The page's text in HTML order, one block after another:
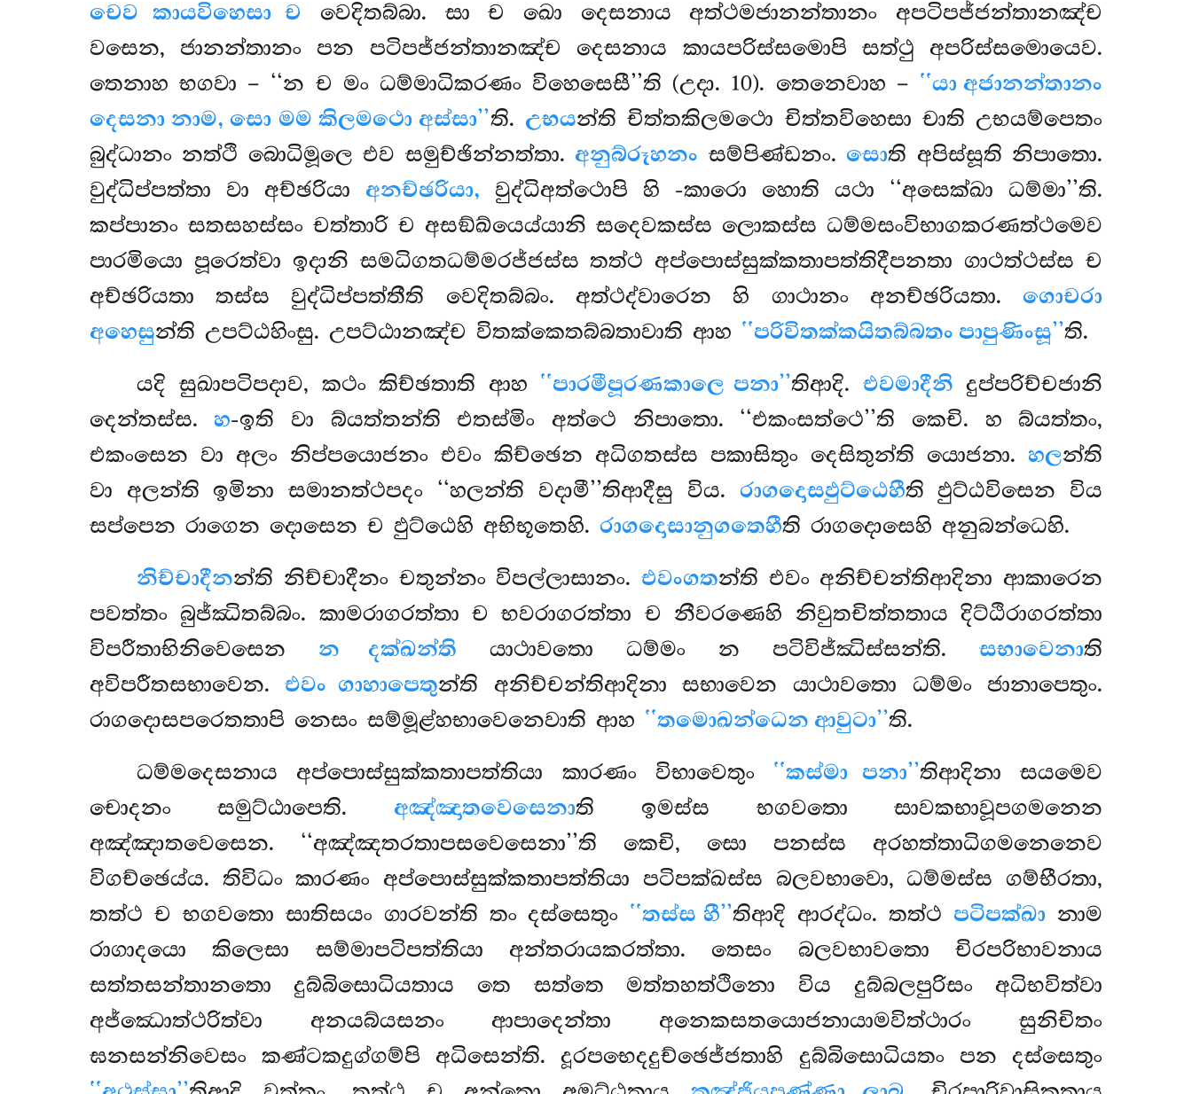
චෙව කායවිහෙසා ච වෙදිතබ්බා. සා ච ඛො දෙසනාය අත්ථමජානන්තානං අපටිපජ්ජන්තානඤ්ච
වසෙන, ජානන්තානං පන පටිපජ්ජන්තානඤ්ච දෙසනාය කායපරිස්සමොපි සත්ථු අපරිස්සමොයෙව.
තෙනාහ භගවා – ‘‘න ච මං ධම්මාධිකරණං විහෙසෙසී’’ති (උදා. 10). තෙනෙවාහ – ‘‘යා අජානන්තානං
දෙසනා නාම, සො මම කිලමථො අස්සා’’ති. උභයන්ති චිත්තකිලමථො චිත්තවිහෙසා චාති උභයම්පෙතං
බුද්ධානං නත්ථි බොධිමූලෙ එව සමුච්ඡින්නත්තා. අනුබ්රූහනං සම්පිණ්ඩනං. සොති අපිස්සූති නිපාතො.
වුද්ධිප්පත්තා වා අච්ඡරියා අනච්ඡරියා, වුද්ධිඅත්ථොපි හි -කාරො හොති යථා ‘‘අසෙක්ඛා ධම්මා’’ති.
කප්පානං සතසහස්සං චත්තාරි ච අසඞ්ඛ්යෙය්යානි සදෙවකස්ස ලොකස්ස ධම්මසංවිභාගකරණත්ථමෙව
පාරමියො පූරෙත්වා ඉදානි සමධිගතධම්මරජ්ජස්ස තත්ථ අප්පොස්සුක්කතාපත්තිදීපනතා ගාථත්ථස්ස ච
අච්ඡරියතා තස්ස වුද්ධිප්පත්තීති වෙදිතබ්බං. අත්ථද්වාරෙන හි ගාථානං අනච්ඡරියතා. ගොචරා
අහෙසුන්ති උපට්ඨහිංසු. උපට්ඨානඤ්ච විතක්කෙතබ්බතාවාති ආහ ‘‘පරිවිතක්කයිතබ්බතං පාපුණිංසූ’’ති.
යදි සුඛාපටිපදාව, කථං කිච්ඡතාති ආහ ‘‘පාරමීපූරණකාලෙ පනා’’තිආදි. එවමාදීනි දුප්පරිච්චජානි
දෙන්තස්ස. හ-ඉති වා බ්යත්තන්ති එතස්මිං අත්ථෙ නිපාතො. ‘‘එකංසත්ථෙ’’ති කෙචි. හ බ්යත්තං,
එකංසෙන වා අලං නිප්පයොජනං එවං කිච්ඡෙන අධිගතස්ස පකාසිතුං දෙසිතුන්ති යොජනා. හලන්ති
වා අලන්ති ඉමිනා සමානත්ථපදං ‘‘හලන්ති වදාමී’’තිආදීසු විය. රාගදොසඵුට්ඨෙහීති ඵුට්ඨවිසෙන විය
සප්පෙන රාගෙන දොසෙන ච ඵුට්ඨෙහි අභිභූතෙහි. රාගදොසානුගතෙහීති රාගදොසෙහි අනුබන්ධෙහි.
නිච්චාදීනන්ති නිච්චාදීනං චතුන්නං විපල්ලාසානං.එවංගතන්ති එවං අනිච්චන්තිආදිනා ආකාරෙන
පවත්තං බුජ්ඣිතබ්බං. කාමරාගරත්තා ච භවරාගරත්තා ච නීවරණෙහි නිවුතචිත්තතාය දිට්ඨිරාගරත්තා
විපරීතාභිනිවෙසෙන න දක්ඛන්ති යාථාවතො ධම්මං න පටිවිජ්ඣිස්සන්ති.සභාවෙනාති
අවිපරීතසභාවෙන.එවං ගාහාපෙතුන්ති අනිච්චන්තිආදිනා සභාවෙන යාථාවතො ධම්මං ජානාපෙතුං.
රාගදොසපරෙතතාපි නෙසං සම්මූළ්හභාවෙනෙවාති ආහ ‘‘තමොඛන්ධෙන ආවුටා’’ති.
ධම්මදෙසනාය අප්පොස්සුක්කතාපත්තියා කාරණං විභාවෙතුං ‘‘කස්මා පනා’’තිආදිනා සයමෙව
චොදනං සමුට්ඨාපෙති. අඤ්ඤාතවෙසෙනාති ඉමස්ස භගවතො සාවකභාවූපගමනෙන
අඤ්ඤාතවෙසෙන. ‘‘අඤ්ඤතරතාපසවෙසෙනා’’ති කෙචි, සො පනස්ස අරහත්තාධිගමනෙනෙව
විගච්ඡෙය්ය. තිවිධං කාරණං අප්පොස්සුක්කතාපත්තියා පටිපක්ඛස්ස බලවභාවො, ධම්මස්ස ගම්භීරතා,
තත්ථ ච භගවතො සාතිසයං ගාරවන්ති තං දස්සෙතුං ‘‘තස්ස හී’’තිආදි ආරද්ධං. තත්ථපටිපක්ඛා නාම
රාගාදයො කිලෙසා සම්මාපටිපත්තියා අන්තරායකරත්තා. තෙසං බලවභාවතො චිරපරිභාවනාය
සත්තසන්තානතො දුබ්බිසොධියතාය තෙ සත්තෙ මත්තහත්ථිනො විය දුබ්බලපුරිසං අධිභවිත්වා
අජ්ඣොත්ථරිත්වා අනයබ්යසනං ආපාදෙන්තා අනෙකසතයොජනායාමවිත්ථාරං සුනිචිතං
ඝනසන්නිවෙසං කණ්ටකදුග්ගම්පි අධිසෙන්ති. දූරපභෙදදුච්ඡෙජ්ජතාහි දුබ්බිසොධියතං පන දස්සෙතුං